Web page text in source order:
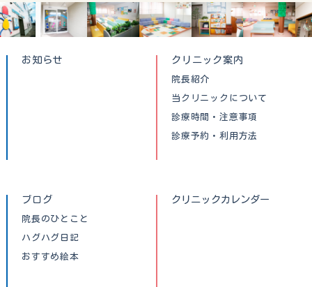
お知らせ クリニック案内
院長紹介
当クリニックについて
診療時間・注意事項
診療予約・利用方法
ブログ
院長のひとこと
ハグハグ日記
おすすめ絵本
クリニックカレンダー